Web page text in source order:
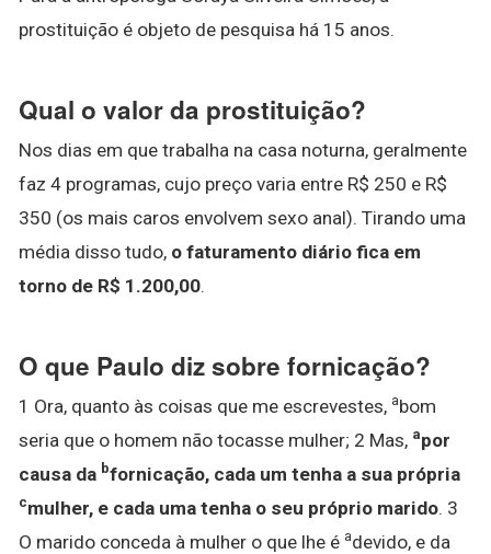
prostituição é objeto de pesquisa há 15 anos.
Qual o valor da prostituição?
Nos dias em que trabalha na casa noturna, geralmente
faz 4 programas, cujo preço varia entre R$ 250 e R$
350 (os mais caros envolvem sexo anal). Tirando uma
média disso tudo, o faturamento diário fica em
torno de R$ 1.200,00.
O que Paulo diz sobre fornicação?
1 Ora, quanto às coisas que me escrevestes, abom
seria que o homem não tocasse mulher; 2 Mas, apor
causa da bfornicação, cada um tenha a sua própria
cmulher, e cada uma tenha o seu próprio marido. 3
O marido conceda à mulher o que lhe é adevido, e da